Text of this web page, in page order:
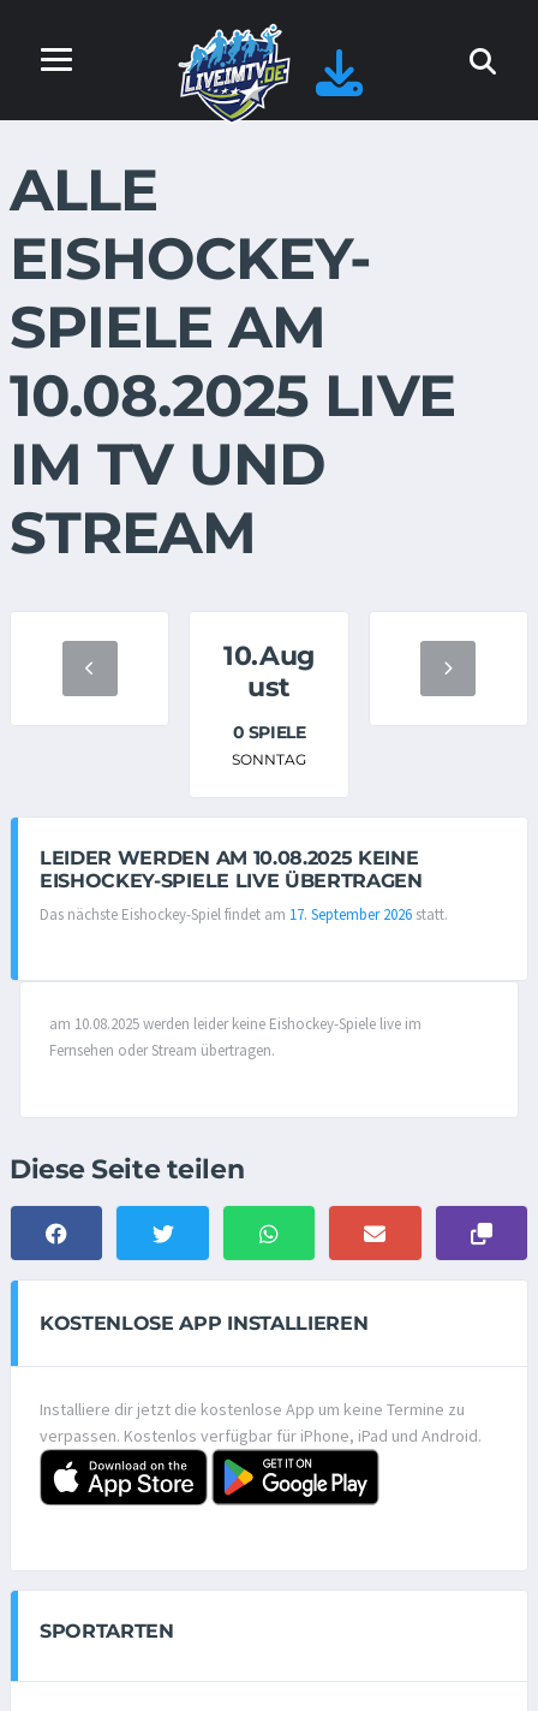
ALLE
EISHOCKEY-
SPIELE AM
10.08.2025 LIVE
IM TV UND
STREAM
10.Aug
ust
0 SPIELE
SONNTAG
LEIDER WERDEN AM 10.08.2025 KEINE
EISHOCKEY-SPIELE LIVE ÜBERTRAGEN
Das nächste Eishockey-Spiel findet am 17. September 2026 statt.
am 10.08.2025 werden leider keine Eishockey-Spiele live im
Fernsehen oder Stream übertragen.
Diese Seite teilen
KOSTENLOSE APP INSTALLIEREN
Installiere dir jetzt die kostenlose App um keine Termine zu
verpassen. Kostenlos verfügbar für iPhone, iPad und Android.
SPORTARTEN